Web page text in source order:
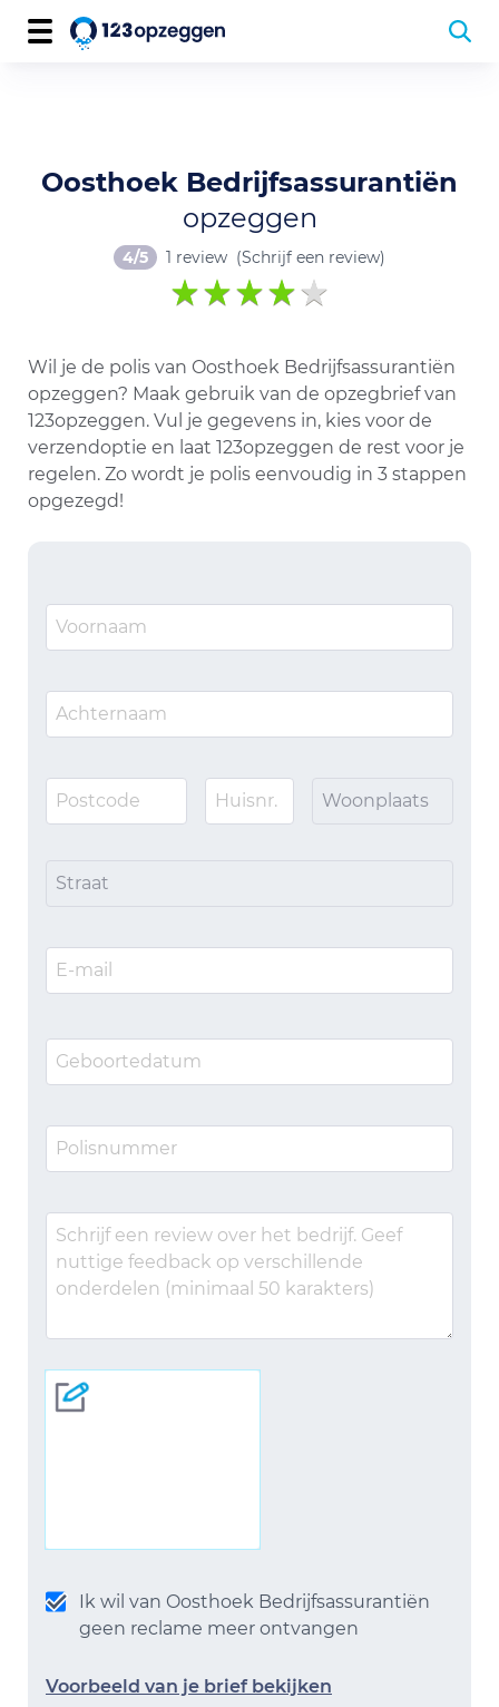
Oosthoek Bedrijfsassurantiën
opzeggen
4/5 1 review (Schrijf een review)
Wil je de polis van Oosthoek Bedrijfsassurantiën
opzeggen? Maak gebruik van de opzegbrief van
123opzeggen. Vul je gegevens in, kies voor de
verzendoptie en laat 123opzeggen de rest voor je
regelen. Zo wordt je polis eenvoudig in 3 stappen
opgezegd!
Woonplaats
Straat
Ik wil van Oosthoek Bedrijfsassurantiën
geen reclame meer ontvangen
Voorbeeld van je brief bekijken